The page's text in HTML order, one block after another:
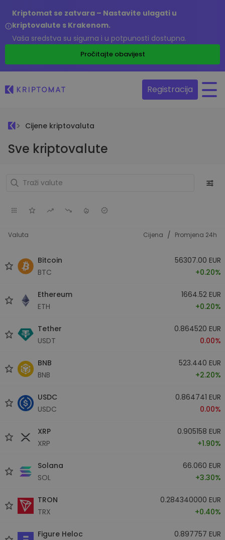
Kriptomat se zatvara – Nastavite ulagati u
kriptovalute s Krakenom.
Vaša sredstva su sigurna i u potpunosti dostupna.
Pročitajte obavijest
Registracija
Cijene kriptovaluta
Sve kriptovalute
Valuta Cijena / Promjena 24h
Bitcoin
BTC
56307.00 EUR
+0.20%
Ethereum
ETH
1664.52 EUR
+0.20%
Tether
USDT
0.864520 EUR
0.00%
BNB
BNB
523.440 EUR
+2.20%
USDC
USDC
0.864741 EUR
0.00%
XRP
XRP
0.905158 EUR
+1.90%
Solana
SOL
66.060 EUR
+3.30%
TRON
TRX
0.284340000 EUR
+0.40%
Figure Heloc
0.897757 EUR